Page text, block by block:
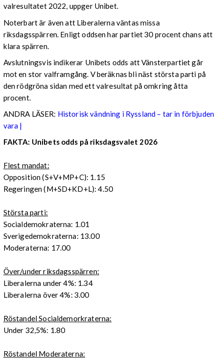
valresultatet 2022, uppger Unibet.
Noterbart är även att Liberalerna väntas missa
riksdagsspärren. Enligt oddsen har partiet 30 procent chans att
klara spärren.
Avslutningsvis indikerar Unibets odds att Vänsterpartiet går
mot en stor valframgång. V beräknas bli näst största parti på
den rödgröna sidan med ett valresultat på omkring åtta
procent.
ANDRA LÄSER: Historisk vändning i Ryssland – tar in förbjuden
vara |
FAKTA: Unibets odds på riksdagsvalet 2026
Flest mandat:
Opposition (S+V+MP+C): 1.15
Regeringen (M+SD+KD+L): 4.50
Största parti:
Socialdemokraterna: 1.01
Sverigedemokraterna: 13.00
Moderaterna: 17.00
Över/under riksdagsspärren:
Liberalerna under 4%: 1.34
Liberalerna över 4%: 3.00
Röstandel Socialdemorkraterna:
Under 32,5%: 1.80
Röstandel Moderaterna: